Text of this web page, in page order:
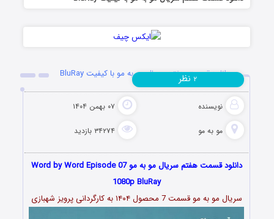
دانلود قسمت هفتم سریال مو به مو با کیفیت BluRay
نویسنده ۰۷ بهمن ۱۴۰۴
مو به مو ۳۴۲۷۴ بازدید
۲ نظر
دانلود قسمت هفتم سریال مو به مو Word by Word Episode 07
1080p BluRay
سریال مو به مو قسمت 7 محصول ۱۴۰۴ به کارگردانی پرویز شهبازی